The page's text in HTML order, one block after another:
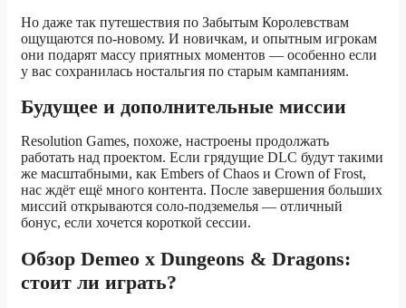
Но даже так путешествия по Забытым Королевствам
ощущаются по-новому. И новичкам, и опытным игрокам
они подарят массу приятных моментов — особенно если
у вас сохранилась ностальгия по старым кампаниям.
Будущее и дополнительные миссии
Resolution Games, похоже, настроены продолжать
работать над проектом. Если грядущие DLC будут такими
же масштабными, как Embers of Chaos и Crown of Frost,
нас ждёт ещё много контента. После завершения больших
миссий открываются соло-подземелья — отличный
бонус, если хочется короткой сессии.
Обзор Demeo x Dungeons & Dragons:
стоит ли играть?